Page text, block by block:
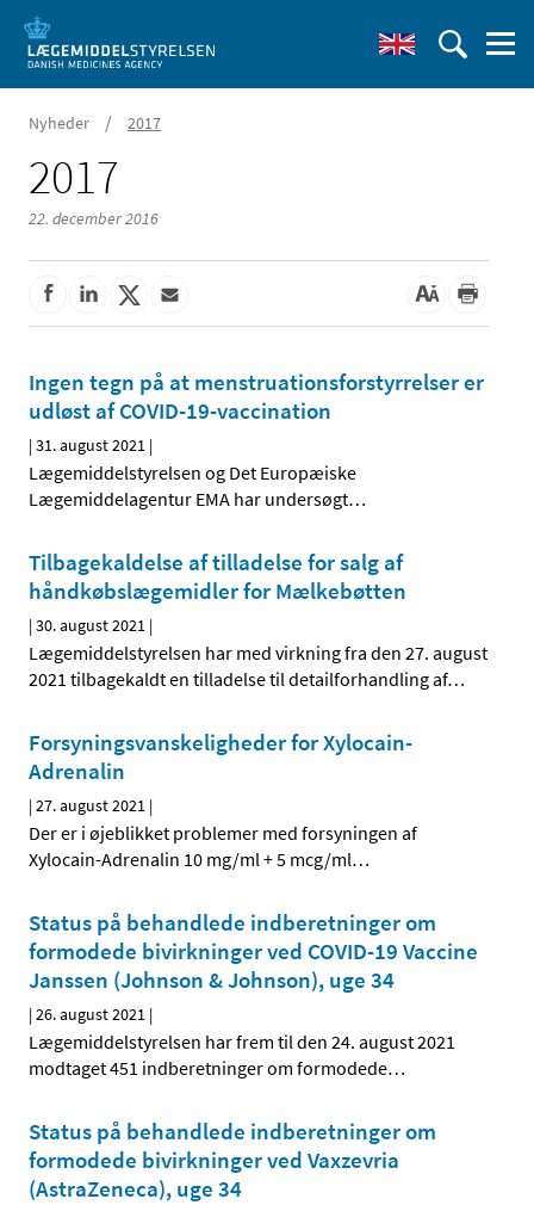
Nyheder / 2017
2017
22. december 2016
Ingen tegn på at menstruationsforstyrrelser er
udløst af COVID-19-vaccination
|31. august 2021 |
Lægemiddelstyrelsen og Det Europæiske
Lægemiddelagentur EMA har undersøgt…
Tilbagekaldelse af tilladelse for salg af
håndkøbslægemidler for Mælkebøtten
|30. august 2021 |
Lægemiddelstyrelsen har med virkning fra den 27. august
2021 tilbagekaldt en tilladelse til detailforhandling af…
Forsyningsvanskeligheder for Xylocain-
Adrenalin
|27. august 2021 |
Der er i øjeblikket problemer med forsyningen af
Xylocain-Adrenalin 10 mg/ml + 5 mcg/ml…
Status på behandlede indberetninger om
formodede bivirkninger ved COVID-19 Vaccine
Janssen (Johnson & Johnson), uge 34
|26. august 2021 |
Lægemiddelstyrelsen har frem til den 24. august 2021
modtaget 451 indberetninger om formodede…
Status på behandlede indberetninger om
formodede bivirkninger ved Vaxzevria
(AstraZeneca), uge 34